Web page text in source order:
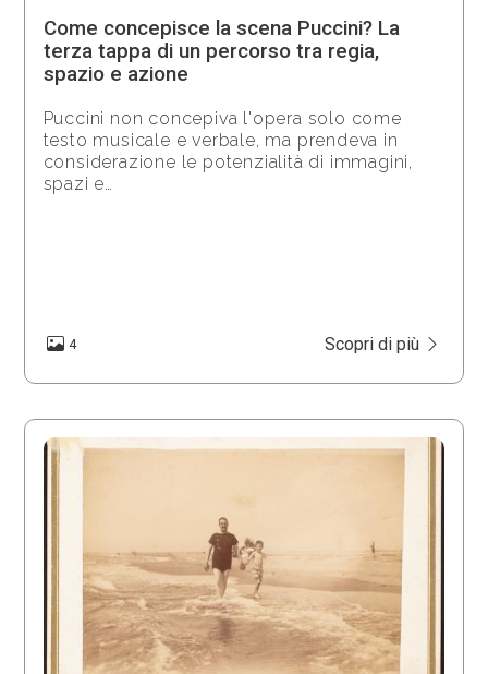
Come concepisce la scena Puccini? La
terza tappa di un percorso tra regia,
spazio e azione
Puccini non concepiva l'opera solo come
testo musicale e verbale, ma prendeva in
considerazione le potenzialità di immagini,
spazi e…
4 Scopri di più